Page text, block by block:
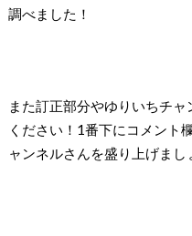
調べました！
また訂正部分やゆりいちチ
ください！1番下にコメント
ャンネルさんを盛り上げまし